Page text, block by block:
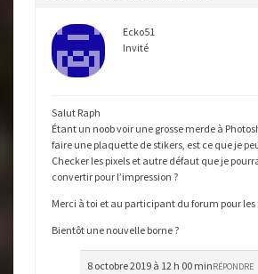
Ecko51
Invité
Salut Raph
Étant un noob voir une grosse merde à
faire une plaquette de stikers, est ce que je
Checker les pixels et autre défaut que je
convertir pour l’impression ?
Merci à toi et au participant du forum pour les
Bientôt une nouvelle borne ?
8 octobre 2019 à 12 h 00 minRÉPONDRE